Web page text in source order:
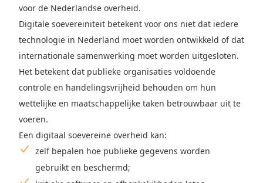
voor de Nederlandse overheid.
Digitale soevereiniteit betekent voor ons niet dat iedere
technologie in Nederland moet worden ontwikkeld of dat
internationale samenwerking moet worden uitgesloten.
Het betekent dat publieke organisaties voldoende
controle en handelingsvrijheid behouden om hun
wettelijke en maatschappelijke taken betrouwbaar uit te
voeren.
Een digitaal soevereine overheid kan:
zelf bepalen hoe publieke gegevens worden
gebruikt en beschermd;